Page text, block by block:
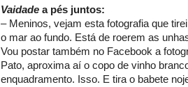
Vaidade a pés juntos:
– Meninos, vejam esta fotografia que
o mar ao fundo. Está de roerem as
Vou postar também no Facebook a
Pato, aproxima aí o copo de vinho
enquadramento. Isso. E tira o babete